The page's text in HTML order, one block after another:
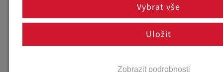
Zvládli jste to! Váš životopis zaujal a byli jste
opravdu vzrušující část: jak se na pohovor co
Zde jsou naše nejlepší tipy, které vám
Vybrat vše
Uložit
Zobrazit podrobnosti